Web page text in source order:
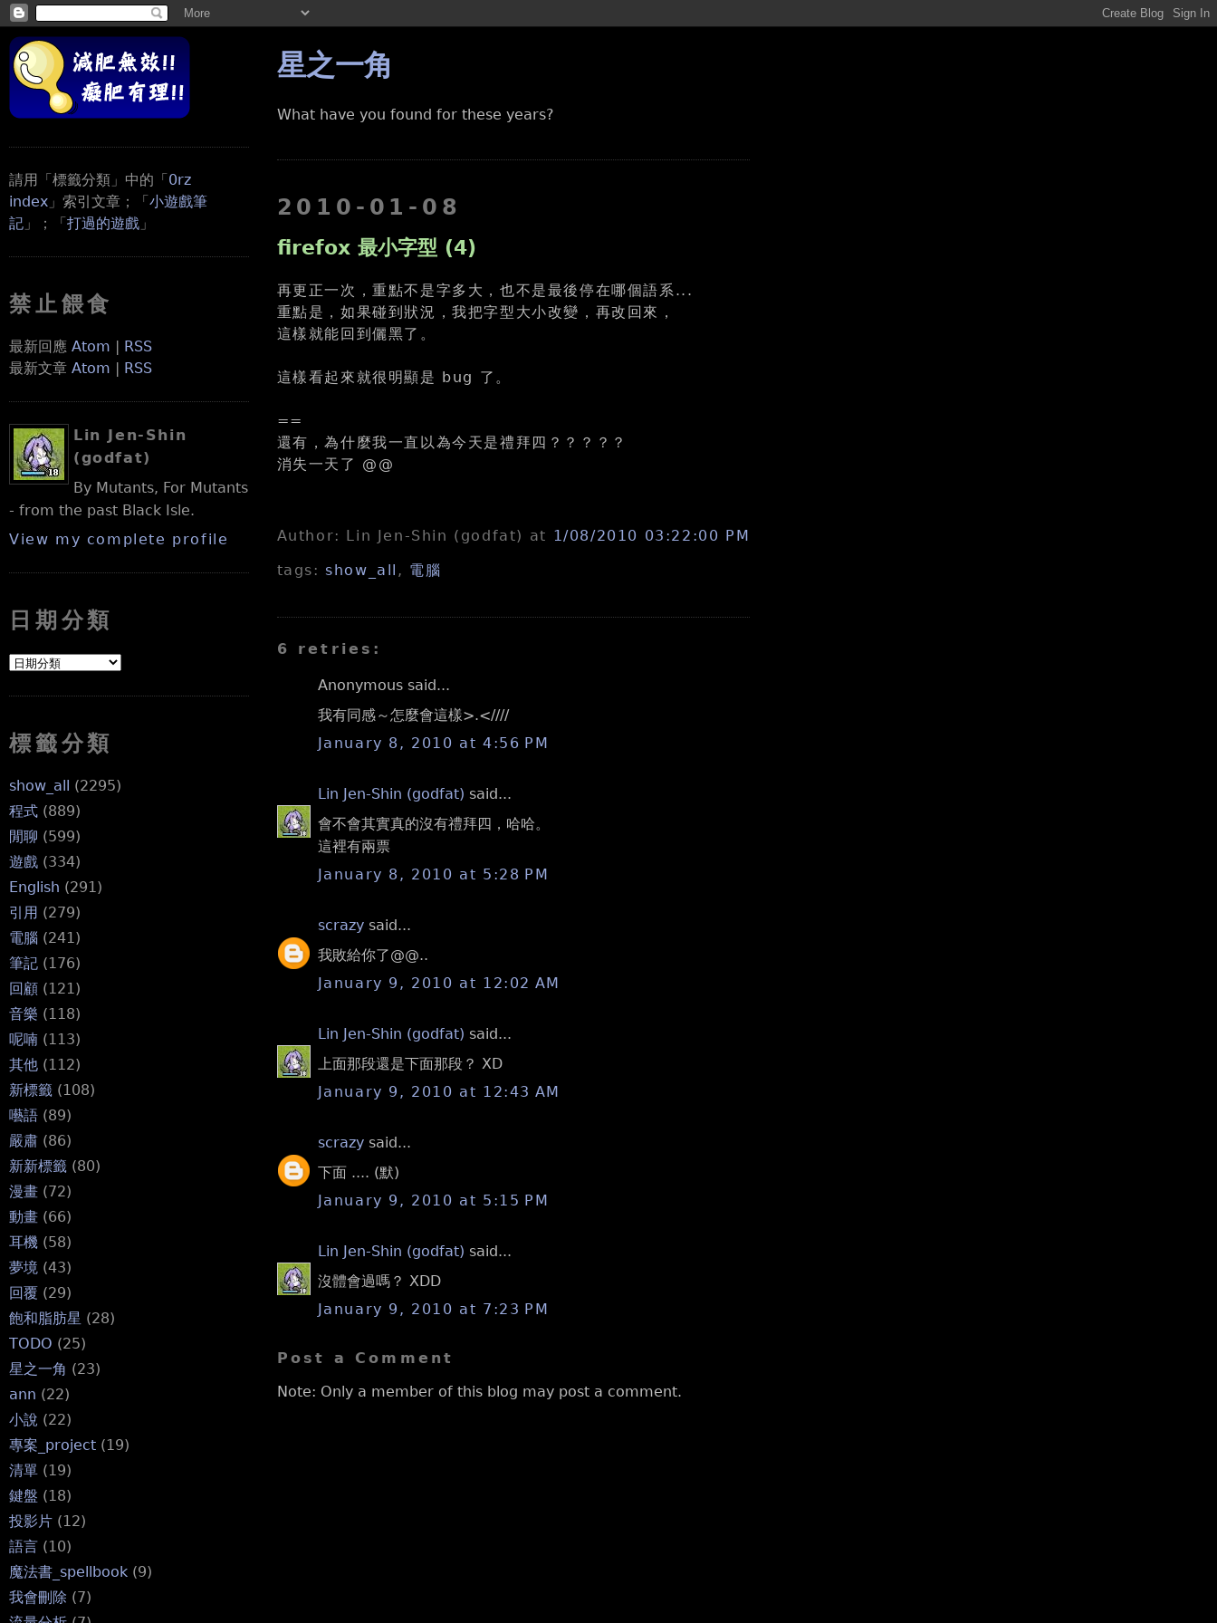
請用「標籤分類」中的「0rz
index 」索引文章；「小遊戲筆
記 」；「打過的遊戲 」
禁止餵食
最新回應 Atom | RSS
最新文章 Atom | RSS
Lin Jen-Shin
(godfat)
By Mutants, For Mutants
- from the past Black Isle.
View my complete profile
日期分類
標籤分類
show_all (2295)
程式 (889)
閒聊 (599)
遊戲 (334)
English (291)
引用 (279)
電腦 (241)
筆記 (176)
回顧 (121)
音樂 (118)
呢喃 (113)
其他 (112)
新標籤 (108)
囈語 (89)
嚴肅 (86)
新新標籤 (80)
漫畫 (72)
動畫 (66)
耳機 (58)
夢境 (43)
回覆 (29)
飽和脂肪星 (28)
TODO (25)
星之一角 (23)
ann (22)
小說 (22)
專案_project (19)
清單 (19)
鍵盤 (18)
投影片 (12)
語言 (10)
魔法書_spellbook (9)
我會刪除 (7)
星之一角
What have you found for these years?
2010-01-08
firefox 最小字型 (4)
再更正一次，重點不是字多大，也不是最後停在哪個語系...
重點是，如果碰到狀況，我把字型大小改變，再改回來，
這樣就能回到儷黑了。
這樣看起來就很明顯是 bug 了。
==
還有，為什麼我一直以為今天是禮拜四？？？？？
消失一天了 @@
Author: Lin Jen-Shin (godfat) at 1/08/2010 03:22:00 PM
tags:show_all , 電腦
6 retries:
Anonymous said...
我有同感～怎麼會這樣>.<////
January 8, 2010 at 4:56 PM
Lin Jen-Shin (godfat) said...
會不會其實真的沒有禮拜四，哈哈。
這裡有兩票
January 8, 2010 at 5:28 PM
scrazysaid...
我敗給你了@@..
January 9, 2010 at 12:02 AM
Lin Jen-Shin (godfat) said...
上面那段還是下面那段？ XD
January 9, 2010 at 12:43 AM
scrazysaid...
下面 .... (默)
January 9, 2010 at 5:15 PM
Lin Jen-Shin (godfat) said...
沒體會過嗎？ XDD
January 9, 2010 at 7:23 PM
Post a Comment
Note: Only a member of this blog may post a comment.